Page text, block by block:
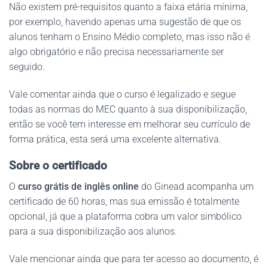
Não existem pré-requisitos quanto a faixa etária mínima,
por exemplo, havendo apenas uma sugestão de que os
alunos tenham o Ensino Médio completo, mas isso não é
algo obrigatório e não precisa necessariamente ser
seguido.
Vale comentar ainda que o curso é legalizado e segue
todas as normas do MEC quanto à sua disponibilização,
então se você tem interesse em melhorar seu currículo de
forma prática, esta será uma excelente alternativa.
Sobre o certificado
O curso grátis de inglês online do Ginead acompanha um
certificado de 60 horas, mas sua emissão é totalmente
opcional, já que a plataforma cobra um valor simbólico
para a sua disponibilização aos alunos.
Vale mencionar ainda que para ter acesso ao documento, é